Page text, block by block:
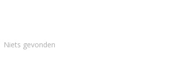
Niets gevonden